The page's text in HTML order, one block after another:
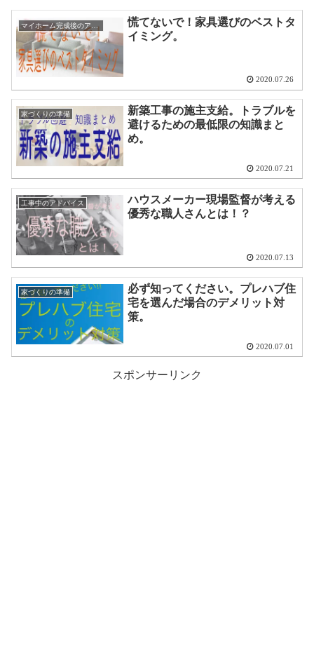
マイホーム完成後のアドバイス
慌てないで！家具選びのベストタ
イミング。
2020.07.26
家づくりの準備
新築工事の施主支給。トラブルを
避けるための最低限の知識まと
め。
2020.07.21
工事中のアドバイス
ハウスメーカー現場監督が考える
優秀な職人さんとは！？
2020.07.13
家づくりの準備
必ず知ってください。プレハブ住
宅を選んだ場合のデメリット対
策。
2020.07.01
スポンサーリンク